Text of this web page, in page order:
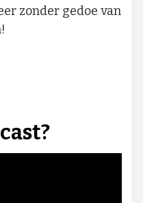
zonder gedoe van